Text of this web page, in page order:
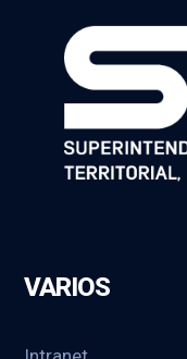
VARIOS